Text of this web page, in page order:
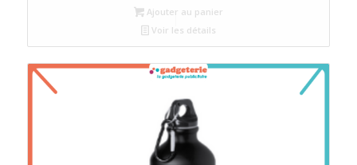
Ajouter au panier
Voir les détails